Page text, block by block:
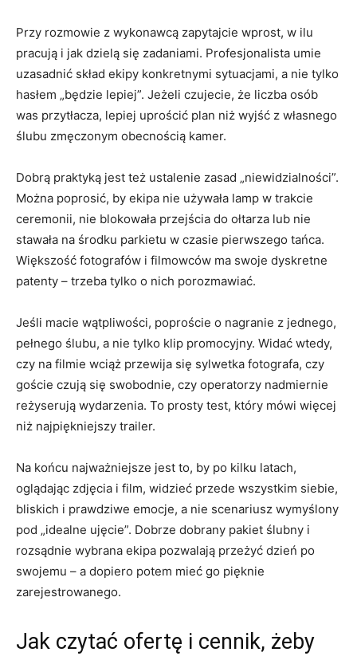
Przy rozmowie z wykonawcą zapytajcie wprost, w ilu
pracują i jak dzielą się zadaniami. Profesjonalista umie
uzasadnić skład ekipy konkretnymi sytuacjami, a nie tylko
hasłem „będzie lepiej”. Jeżeli czujecie, że liczba osób
was przytłacza, lepiej uprościć plan niż wyjść z własnego
ślubu zmęczonym obecnością kamer.
Dobrą praktyką jest też ustalenie zasad „niewidzialności”.
Można poprosić, by ekipa nie używała lamp w trakcie
ceremonii, nie blokowała przejścia do ołtarza lub nie
stawała na środku parkietu w czasie pierwszego tańca.
Większość fotografów i filmowców ma swoje dyskretne
patenty – trzeba tylko o nich porozmawiać.
Jeśli macie wątpliwości, poproście o nagranie z jednego,
pełnego ślubu, a nie tylko klip promocyjny. Widać wtedy,
czy na filmie wciąż przewija się sylwetka fotografa, czy
goście czują się swobodnie, czy operatorzy nadmiernie
reżyserują wydarzenia. To prosty test, który mówi więcej
niż najpiękniejszy trailer.
Na końcu najważniejsze jest to, by po kilku latach,
oglądając zdjęcia i film, widzieć przede wszystkim siebie,
bliskich i prawdziwe emocje, a nie scenariusz wymyślony
pod „idealne ujęcie”. Dobrze dobrany pakiet ślubny i
rozsądnie wybrana ekipa pozwalają przeżyć dzień po
swojemu – a dopiero potem mieć go pięknie
zarejestrowanego.
Jak czytać ofertę i cennik, żeby